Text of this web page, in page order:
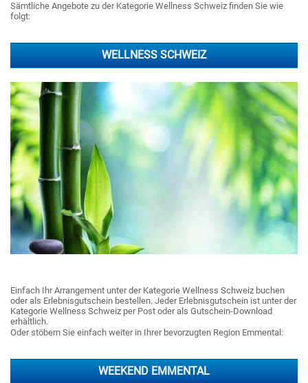
Sämtliche Angebote zu der Kategorie Wellness Schweiz finden Sie wie
folgt:
WELLNESS SCHWEIZ
Einfach Ihr Arrangement unter der Kategorie Wellness Schweiz buchen
oder als Erlebnisgutschein bestellen. Jeder Erlebnisgutschein ist unter der
Kategorie Wellness Schweiz per Post oder als Gutschein-Download
erhältlich.
Oder stöbern Sie einfach weiter in Ihrer bevorzugten Region Emmental:
WEEKEND EMMENTAL